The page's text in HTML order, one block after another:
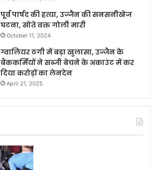
पूर्व पार्षद की हत्या, उज्जैन की सनसनीखेज
घटना, सोते वक्त गोली मारी
October 11, 2024
ग्वालियर ठगी में बड़ा खुलासा, उज्जैन के
बैंककर्मियों ने सब्जी बेचने के अकाउंट में कर
दिया करोड़ों का लेनदेन
April 21, 2025